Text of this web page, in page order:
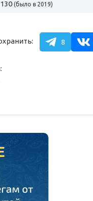
130 (было в 2019)
8